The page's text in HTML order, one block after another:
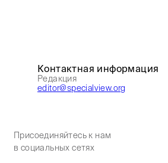
Контактная информация
Редакция
editor@specialview.org
Присоединяйтесь к нам
в социальных сетях